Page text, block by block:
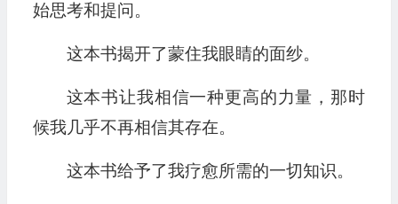
始思考和提问。
这本书揭开了蒙住我眼睛的面纱。
这本书让我相信一种更高的力量，那时
候我几乎不再相信其存在。
这本书给予了我疗愈所需的一切知识。